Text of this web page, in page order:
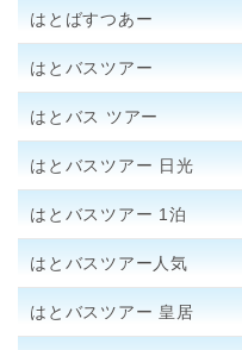
はとばすつあー
はとバスツアー
はとバス ツアー
はとバスツアー 日光
はとバスツアー 1泊
はとバスツアー人気
はとバスツアー 皇居